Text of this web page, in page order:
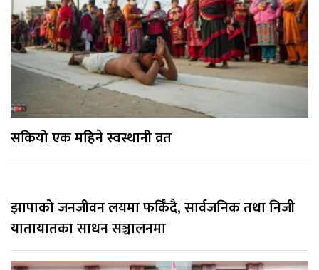
सकियो एक महिने स्वस्थानी व्रत
झापाको जनजीवन लयमा फर्किँदै, सार्वजनिक तथा निजी
यातायातका साधन सञ्चालनमा